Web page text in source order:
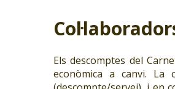
Els descomptes del
econòmica a canvi. La